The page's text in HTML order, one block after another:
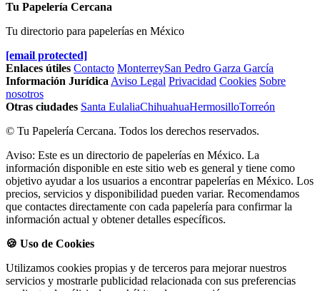
Tu Papelería Cercana
Tu directorio para papelerías en México
[email protected]
Enlaces útiles Contacto MonterreySan Pedro Garza García
Información Jurídica Aviso Legal Privacidad Cookies Sobre
nosotros
Otras ciudades Santa EulaliaChihuahuaHermosilloTorreón
© Tu Papelería Cercana. Todos los derechos reservados.
Aviso: Este es un directorio de papelerías en México. La
información disponible en este sitio web es general y tiene como
objetivo ayudar a los usuarios a encontrar papelerías en México. Los
precios, servicios y disponibilidad pueden variar. Recomendamos
que contactes directamente con cada papelería para confirmar la
información actual y obtener detalles específicos.
🍪 Uso de Cookies
Utilizamos cookies propias y de terceros para mejorar nuestros
servicios y mostrarle publicidad relacionada con sus preferencias